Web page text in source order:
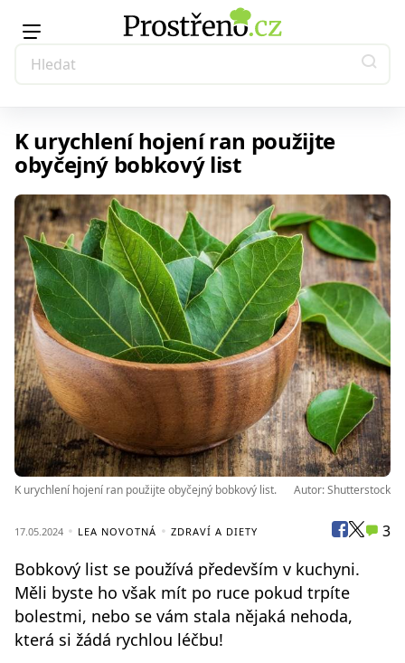
K urychlení hojení ran použijte
obyčejný bobkový list
K urychlení hojení ran použijte obyčejný bobkový list. Autor: Shutterstock
17.05.2024 LEA NOVOTNÁ ZDRAVÍ A DIETY 3
Bobkový list se používá především v kuchyni.
Měli byste ho však mít po ruce pokud trpíte
bolestmi, nebo se vám stala nějaká nehoda,
která si žádá rychlou léčbu!